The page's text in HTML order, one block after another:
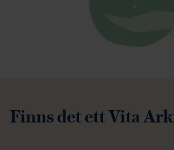
Finns det ett Vita